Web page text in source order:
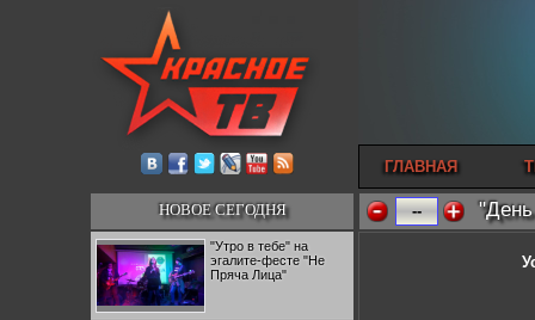
ГЛАВНАЯ
НОВОЕ СЕГОДНЯ
"Утро в тебе" на
эгалите-фесте "Не
Пряча Лица"
--